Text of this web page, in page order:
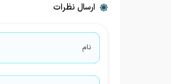
ارسال نظرات